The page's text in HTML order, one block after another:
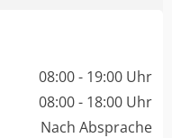
08:00 - 19:00 Uhr
08:00 - 18:00 Uhr
Nach Absprache